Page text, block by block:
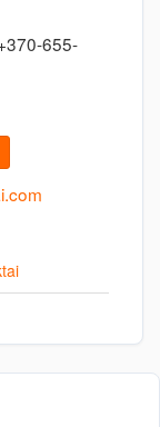
655-